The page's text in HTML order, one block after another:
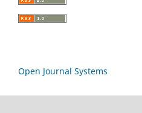
Open Journal Systems